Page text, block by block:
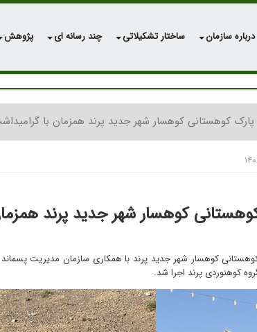
درباره سازمان ساختار تشکیلاتی چند رسانه ای پژوهش
کوهستانی کوهسار شهر جدید پرند همزمان با
کوهسار شهر جدید پرند
کوهسار شهر جدید پرند با همکاری سازمان مدیریت
کوهنوردی پرند اجرا شد.